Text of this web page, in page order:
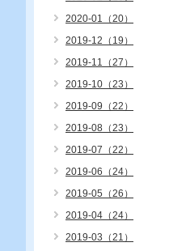
2020-01（20）
2019-12（19）
2019-11（27）
2019-10（23）
2019-09（22）
2019-08（23）
2019-07（22）
2019-06（24）
2019-05（26）
2019-04（24）
2019-03（21）